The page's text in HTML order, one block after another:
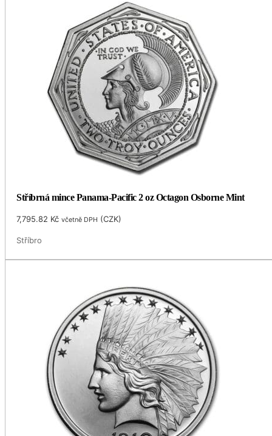
Stříbrná mince Panama-Pacific 2 oz Octagon Osborne Mint
7,795.82 Kč včetně DPH (CZK)
Stříbro